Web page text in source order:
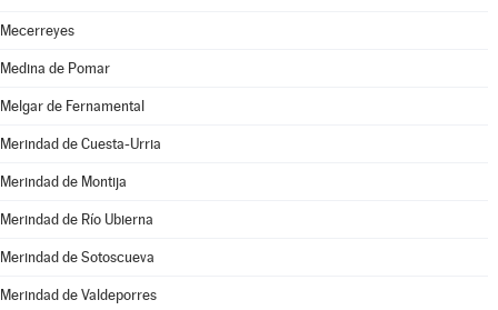
Mecerreyes
Medina de Pomar
Melgar de Fernamental
Merindad de Cuesta-Urria
Merindad de Montija
Merindad de Río Ubierna
Merindad de Sotoscueva
Merindad de Valdeporres